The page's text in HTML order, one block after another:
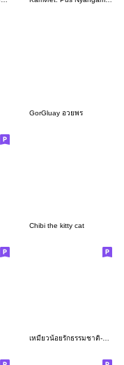
GorGluay อวยพร
Chibi the kitty cat
เหมียวน้อยรักธรรมชาติ-คำพูดใช้ได้ทุกวัน